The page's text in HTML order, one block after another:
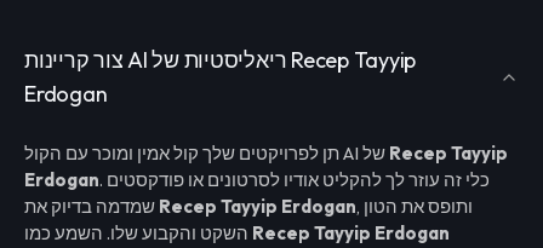
צור קריינות AI ריאליסטיות של Recep Tayyip
Erdogan
Recep Tayyip
Erdogan. כלי זה עוזר לך להקליט אודיו לסרטונים או פודקסטים
Recep Tayyip Erdogan, ותופס את הטון
Recep Tayyip Erdogan